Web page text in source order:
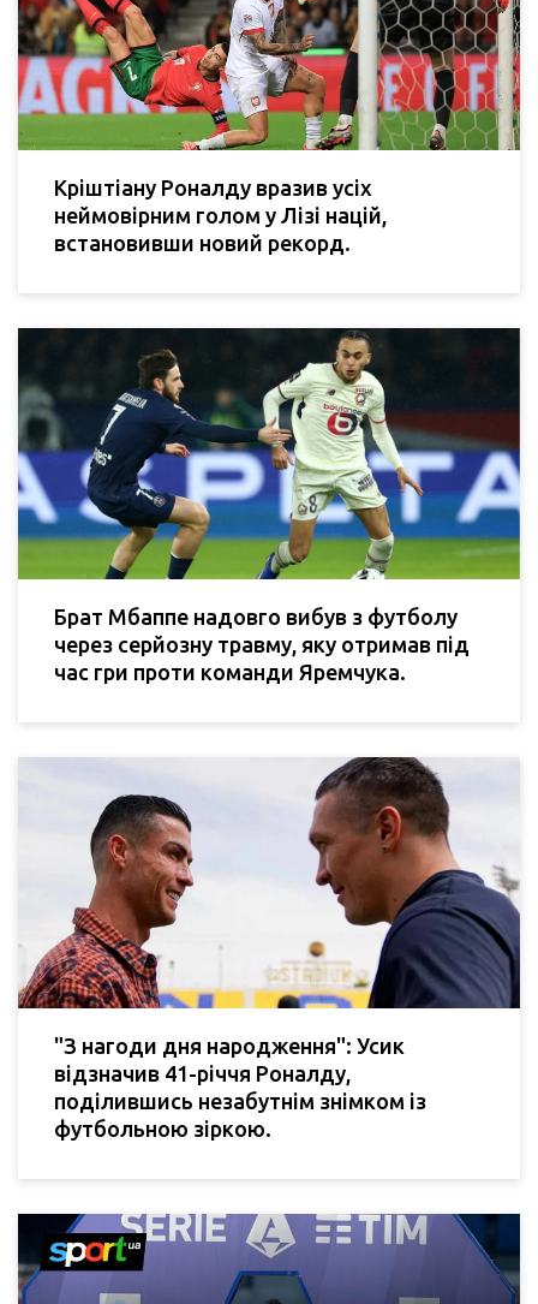
Кріштіану Роналду вразив усіх
неймовірним голом у Лізі націй,
встановивши новий рекорд.
Брат Мбаппе надовго вибув з футболу
через серйозну травму, яку отримав під
час гри проти команди Яремчука.
"З нагоди дня народження": Усик
відзначив 41-річчя Роналду,
поділившись незабутнім знімком із
футбольною зіркою.